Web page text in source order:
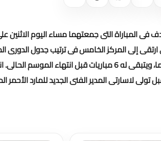
المباراة التى جمعتهما مساء اليوم
.
لاسارتى المدير الفنى الجديد للمارد الأحمر